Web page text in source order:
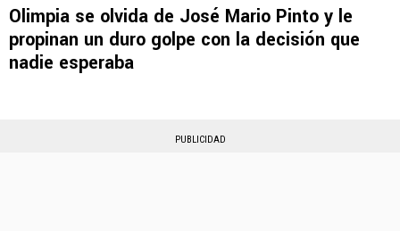
Olimpia se olvida de José Mario Pinto y le
propinan un duro golpe con la decisión que
nadie esperaba
PUBLICIDAD